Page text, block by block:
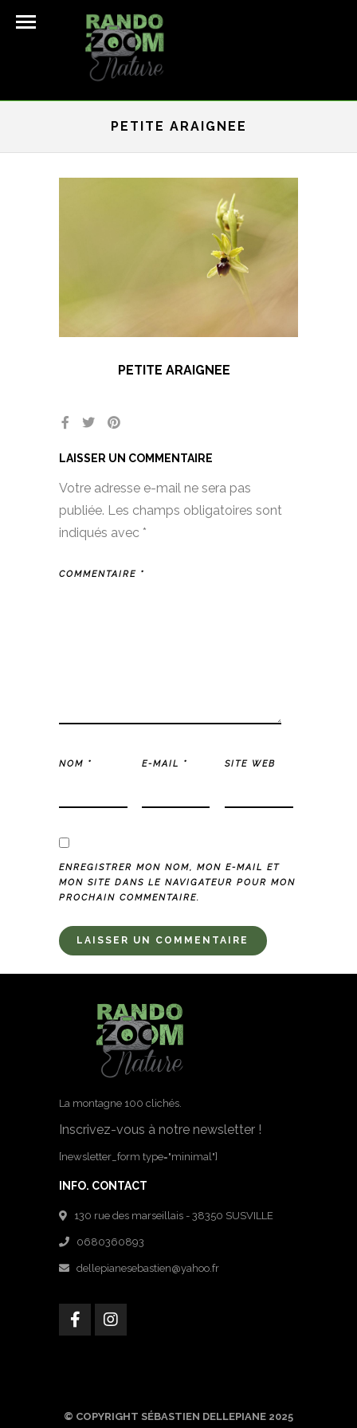
PETITE ARAIGNEE
PETITE ARAIGNEE
LAISSER UN COMMENTAIRE
Votre adresse e-mail ne sera pas
publiée. Les champs obligatoires sont
indiqués avec *
COMMENTAIRE *
NOM * E-MAIL * SITE WEB
ENREGISTRER MON NOM, MON E-MAIL ET
MON SITE DANS LE NAVIGATEUR POUR MON
PROCHAIN COMMENTAIRE.
La montagne 100 clichés.
Inscrivez-vous à notre newsletter !
[newsletter_form type="minimal"]
INFO. CONTACT
130 rue des marseillais - 38350 SUSVILLE
0680360893
dellepianesebastien@yahoo.fr
© COPYRIGHT SÉBASTIEN DELLEPIANE 2025